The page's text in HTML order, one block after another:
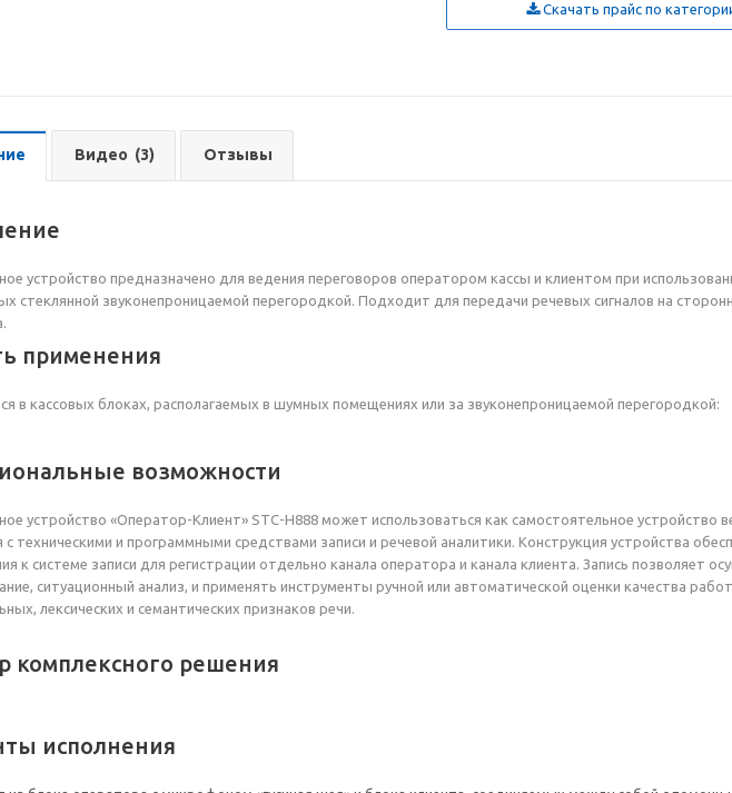
Скачать прайс по
Видео (3) Отзывы
устройство предназначено для ведения переговоров оператором кассы и клиентом при
стеклянной звуконепроницаемой перегородкой. Подходит для передачи речевых сигналов на
применения
в кассовых блоках, располагаемых в шумных помещениях или за звуконепроницаемой перегородкой:
возможности
устройство «Оператор-Клиент» STC-H888 может использоваться как самостоятельное устройство
с техническими и программными средствами записи и речевой аналитики. Конструкция устройства
к системе записи для регистрации отдельно канала оператора и канала клиента. Запись позволяет
ситуационный анализ, и применять инструменты ручной или автоматической оценки качества
лексических и семантических признаков речи.
комплексного решения
исполнения